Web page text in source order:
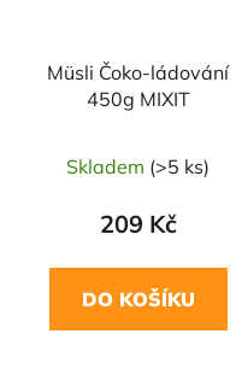
Müsli Čoko-ládování
450g MIXIT
Skladem (>5 ks)
209 Kč
DO KOŠÍKU